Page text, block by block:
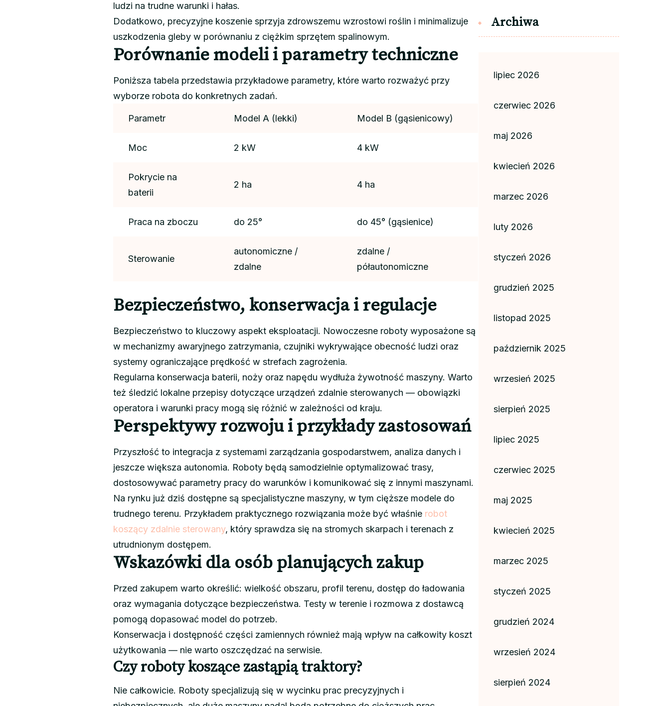
ludzi na trudne warunki i hałas.
Dodatkowo, precyzyjne koszenie sprzyja zdrowszemu wzrostowi roślin i minimalizuje
uszkodzenia gleby w porównaniu z ciężkim sprzętem spalinowym.
Porównanie modeli i parametry techniczne
Poniższa tabela przedstawia przykładowe parametry, które warto rozważyć przy
wyborze robota do konkretnych zadań.
Parametr Model A (lekki) Model B (gąsienicowy)
Moc 2 kW 4 kW
Pokrycie na
baterii
2 ha 4 ha
Praca na zboczu do 25° do 45° (gąsienice)
Sterowanie
autonomiczne /
zdalne
zdalne /
półautonomiczne
Bezpieczeństwo, konserwacja i regulacje
Bezpieczeństwo to kluczowy aspekt eksploatacji. Nowoczesne roboty wyposażone są
w mechanizmy awaryjnego zatrzymania, czujniki wykrywające obecność ludzi oraz
systemy ograniczające prędkość w strefach zagrożenia.
Regularna konserwacja baterii, noży oraz napędu wydłuża żywotność maszyny. Warto
też śledzić lokalne przepisy dotyczące urządzeń zdalnie sterowanych — obowiązki
operatora i warunki pracy mogą się różnić w zależności od kraju.
Perspektywy rozwoju i przykłady zastosowań
Przyszłość to integracja z systemami zarządzania gospodarstwem, analiza danych i
jeszcze większa autonomia. Roboty będą samodzielnie optymalizować trasy,
dostosowywać parametry pracy do warunków i komunikować się z innymi maszynami.
Na rynku już dziś dostępne są specjalistyczne maszyny, w tym cięższe modele do
trudnego terenu. Przykładem praktycznego rozwiązania może być właśnie robot
koszący zdalnie sterowany, który sprawdza się na stromych skarpach i terenach z
utrudnionym dostępem.
Wskazówki dla osób planujących zakup
Przed zakupem warto określić: wielkość obszaru, profil terenu, dostęp do ładowania
oraz wymagania dotyczące bezpieczeństwa. Testy w terenie i rozmowa z dostawcą
pomogą dopasować model do potrzeb.
Konserwacja i dostępność części zamiennych również mają wpływ na całkowity koszt
użytkowania — nie warto oszczędzać na serwisie.
Czy roboty koszące zastąpią traktory?
Nie całkowicie. Roboty specjalizują się w wycinku prac precyzyjnych i
Archiwa
lipiec 2026
czerwiec 2026
maj 2026
kwiecień 2026
marzec 2026
luty 2026
styczeń 2026
grudzień 2025
listopad 2025
październik 2025
wrzesień 2025
sierpień 2025
lipiec 2025
czerwiec 2025
maj 2025
kwiecień 2025
marzec 2025
styczeń 2025
grudzień 2024
wrzesień 2024
sierpień 2024